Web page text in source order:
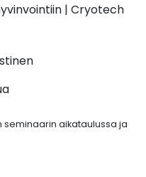
| Cryotech
seminaarin aikataulussa ja